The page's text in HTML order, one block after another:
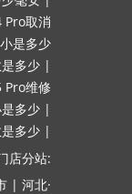
Pro取消
是多少
多少 |
Pro维修
多少 |
多少 |
店分站:
| 河北·